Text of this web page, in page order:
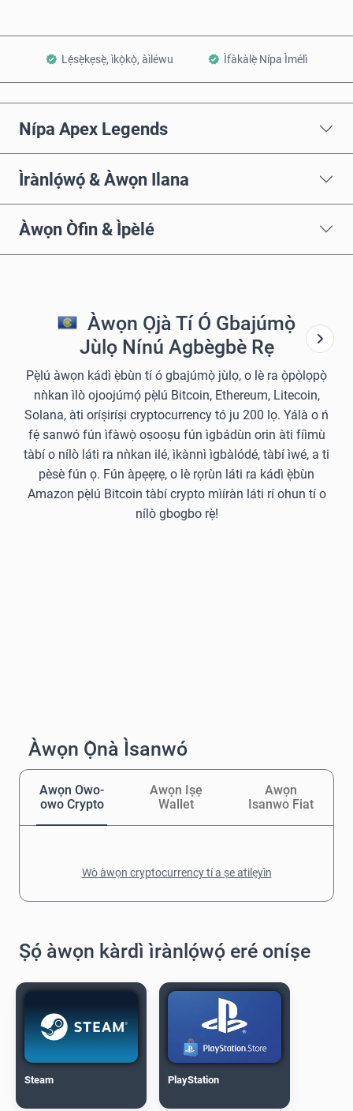
Lẹ́sẹ̀kẹsẹ̀, ìkọ̀kọ̀, àìléwu Ìfàkàlẹ̀ Nípa Ìmélì
Nípa Apex Legends
Ìrànlọ́wọ́ & Àwọn Ilana
Àwọn Òfin & Ìpèlé
Àwọn Ọjà Tí Ó Gbajúmọ̀
Jùlọ Nínú Agbègbè Rẹ
Pẹ̀lú àwọn kádì ẹ̀bùn tí ó gbajúmọ̀ jùlọ, o lè ra ọ̀pọ̀lọpọ̀
nǹkan ìlò ojoojúmọ́ pẹ̀lú Bitcoin, Ethereum, Litecoin,
Solana, àti oríṣiríṣi cryptocurrency tó ju 200 lọ. Yálà o ń
fẹ́ sanwó fún ìfàwọ̀ oṣooṣu fún ìgbádùn orin àti fíìmù
tàbí o nílò láti ra nǹkan ilé, ìkànnì ìgbàlódé, tàbí ìwé, a ti
pèsè fún ọ. Fún àpẹẹrẹ, o lè rọrùn láti ra kádì ẹ̀bùn
Amazon pẹ̀lú Bitcoin tàbí crypto mìíràn láti rí ohun tí o
nílò gbogbo rẹ̀!
Àwọn Ọ̀nà Ìsanwó
Awọn Owo-
owo Crypto
Awọn Iṣẹ
Wallet
Awọn
Isanwo Fiat
Wò àwọn cryptocurrency tí a ṣe atilẹyìn
Ṣọ́ àwọn kàrdì ìrànlọ́wọ́ eré oníṣe
Steam PlayStation